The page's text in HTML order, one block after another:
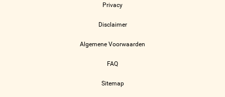
Privacy
Disclaimer
Algemene Voorwaarden
FAQ
Sitemap